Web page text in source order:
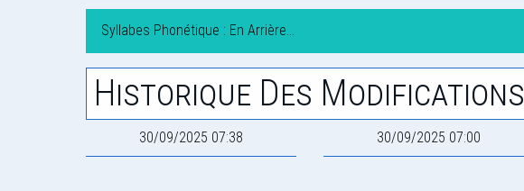
Syllabes Phonétique : En Arrière…
Historique Des Modifications
30/09/2025 07:38 30/09/2025 07:00